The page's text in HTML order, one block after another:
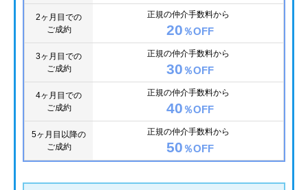
2ヶ月目での
ご成約
正規の仲介手数料から
20 ％OFF
3ヶ月目での
ご成約
正規の仲介手数料から
30 ％OFF
4ヶ月目での
ご成約
正規の仲介手数料から
40 ％OFF
5ヶ月目以降の
ご成約
正規の仲介手数料から
50 ％OFF